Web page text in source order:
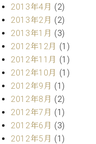
2013年4月 (2)
2013年2月 (2)
2013年1月 (3)
2012年12月 (1)
2012年11月 (1)
2012年10月 (1)
2012年9月 (1)
2012年8月 (2)
2012年7月 (1)
2012年6月 (3)
2012年5月 (1)